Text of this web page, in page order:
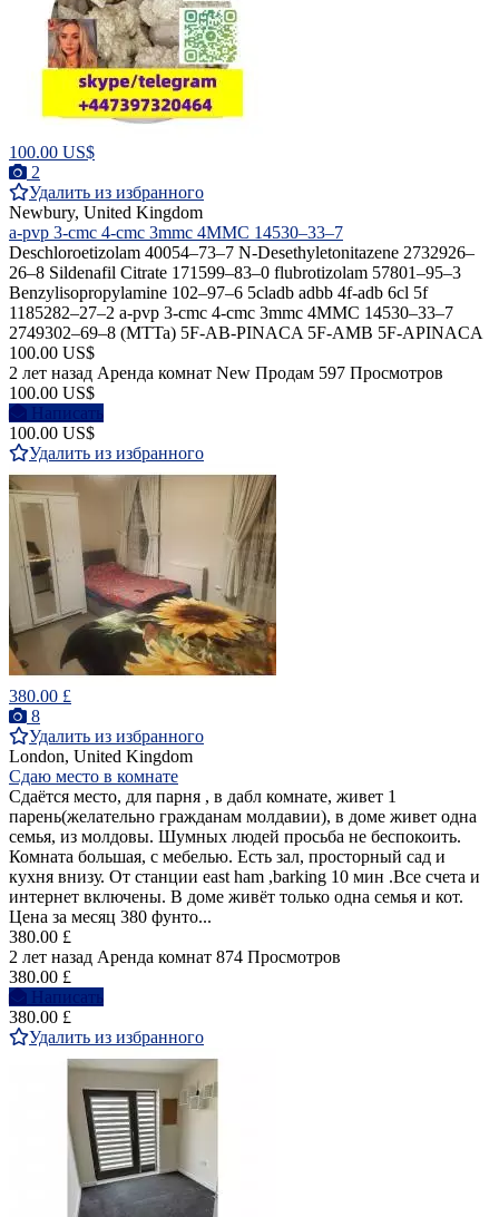
100.00 US$
2
Удалить из избранного
Newbury, United Kingdom
a-pvp 3-cmc 4-cmc 3mmc 4MMC 14530–33–7
Deschloroetizolam 40054–73–7 N-Desethyletonitazene 2732926–
26–8 Sildenafil Citrate 171599–83–0 flubrotizolam 57801–95–3
Benzylisopropylamine 102–97–6 5cladb adbb 4f-adb 6cl 5f
1185282–27–2 a-pvp 3-cmc 4-cmc 3mmc 4MMC 14530–33–7
2749302–69–8 (MTTa) 5F-AB-PINACA 5F-AMB 5F-APINACA
100.00 US$
2 лет назад Аренда комнат New Продам 597 Просмотров
100.00 US$
Написать
100.00 US$
Удалить из избранного
380.00 £
8
Удалить из избранного
London, United Kingdom
Сдаю место в комнате
Сдаётся место, для парня , в дабл комнате, живет 1
парень(желательно гражданам молдавии), в доме живет одна
семья, из молдовы. Шумных людей просьба не беспокоить.
Комната большая, с мебелью. Есть зал, просторный сад и
кухня внизу. От станции east ham ,barking 10 мин .Все счета и
интернет включены. В доме живёт только одна семья и кот.
Цена за месяц 380 фунто...
380.00 £
2 лет назад Аренда комнат 874 Просмотров
380.00 £
Написать
380.00 £
Удалить из избранного